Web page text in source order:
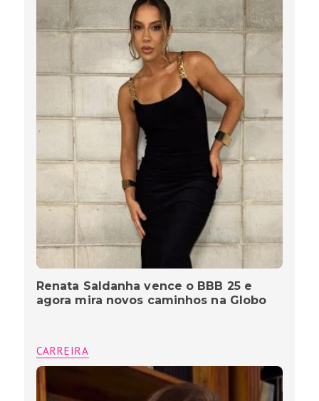
Renata Saldanha vence o BBB 25 e
agora mira novos caminhos na Globo
CARREIRA